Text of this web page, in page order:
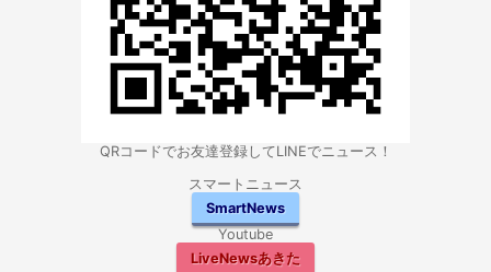
QRコードでお友達登録してLINEでニュース！
スマートニュース
SmartNews
Youtube
LiveNewsあきた